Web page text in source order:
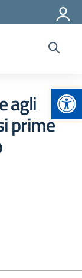
agli
prime